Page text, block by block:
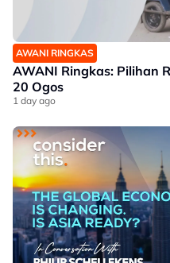
AWANI RINGKAS
AWANI Ringkas: Pilihan
20 Ogos
1 day ago